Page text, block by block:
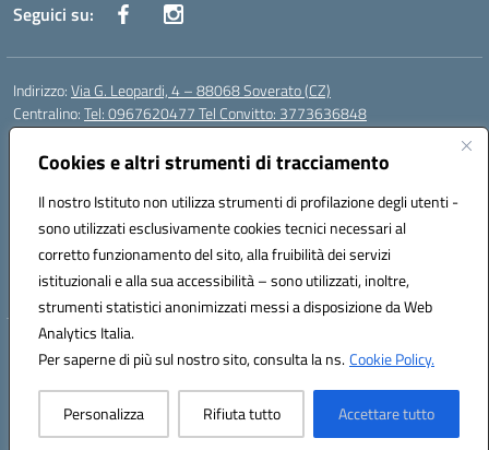
Cookies e altri strumenti di tracciamento
Il nostro Istituto non utilizza strumenti di profilazione degli utenti -
sono utilizzati esclusivamente cookies tecnici necessari al
corretto funzionamento del sito, alla fruibilità dei servizi
istituzionali e alla sua accessibilità – sono utilizzati, inoltre,
strumenti statistici anonimizzati messi a disposizione da Web
Analytics Italia.
Per saperne di più sul nostro sito, consulta la ns.Cookie Policy.
Personalizza Rifiuta tutto Accettare tutto
Seguici su:
Indirizzo:Via G. Leopardi, 4 – 88068 Soverato (CZ)
Centralino:Tel: 0967620477 Tel Convitto: 3773636848
Email:
Posta elettronica certificata (PEC):czrh04000q@pec.istruzione.it
Codice fiscale: 84000690796
Codice meccanografico:CZRH04000Q
Codice Indice delle Pubbliche Amministrazioni (IPA): istsc_czrh04000q
Codice unico di fatturazione (CUF): UF9M13
Hosting & Powered by 3D Solution S.r.l.
Concept & Design by Designers Italia